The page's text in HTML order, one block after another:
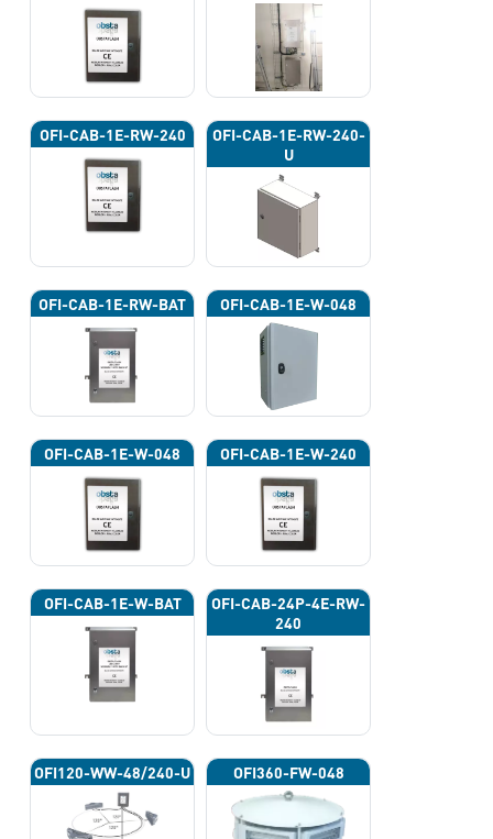
OFI-CAB-1E-RW-240
OFI-CAB-1E-RW-240-
U
OFI-CAB-1E-RW-BAT OFI-CAB-1E-W-048
OFI-CAB-1E-W-048 OFI-CAB-1E-W-240
OFI-CAB-1E-W-BAT
OFI-CAB-24P-4E-RW-
240
OFI120-WW-48/240-U OFI360-FW-048